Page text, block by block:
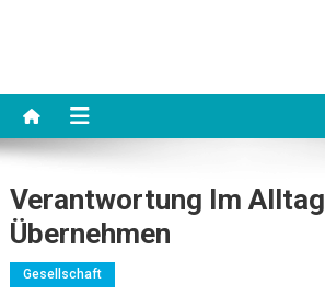
Verantwortung Im Alltag
Übernehmen
Gesellschaft